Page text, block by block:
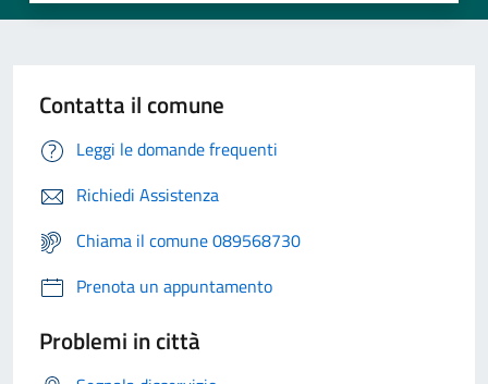
Contatta il comune
Leggi le domande frequenti
Richiedi Assistenza
Chiama il comune 089568730
Prenota un appuntamento
Problemi in città